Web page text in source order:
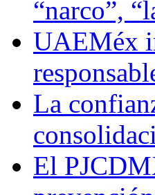
“narco”,
UAEMéx
La
El